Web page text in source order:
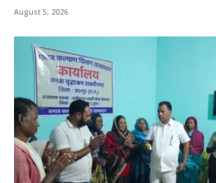
August 5, 2026